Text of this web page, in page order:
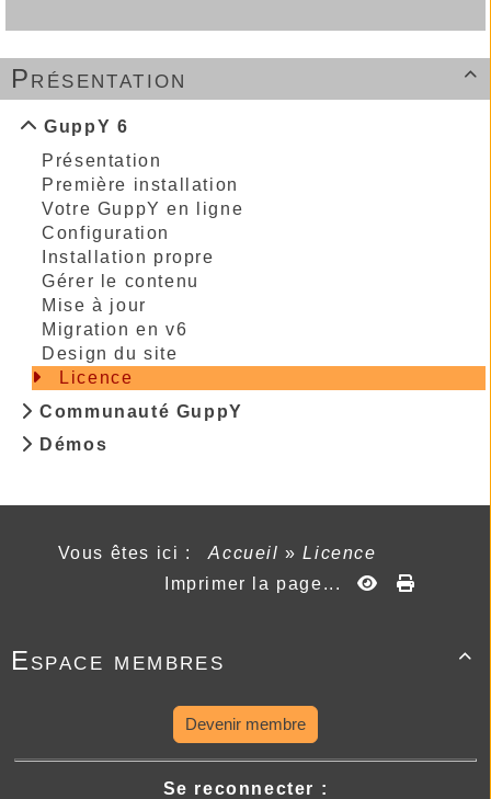

Présentation
GuppY 6
Présentation
Première installation
Votre GuppY en ligne
Configuration
Installation propre
Gérer le contenu
Mise à jour
Migration en v6
Design du site
Licence
Communauté GuppY
Démos
Vous êtes ici : Accueil»Licence
Imprimer la page...

Espace membres
Devenir membre
Se reconnecter :